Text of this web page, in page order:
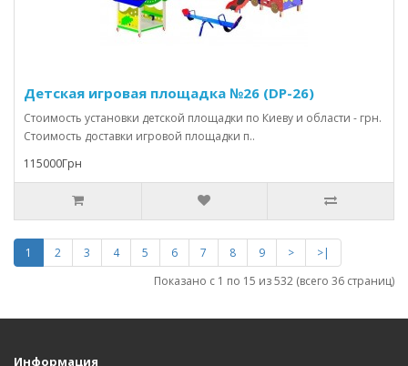
Детская игровая площадка №26 (DP-26)
Стоимость установки детской площадки по Киеву и области - грн.
Стоимость доставки игровой площадки п..
115000Грн
1 2 3 4 5 6 7 8 9 >
>|
Показано с 1 по 15 из 532 (всего 36 страниц)
Информация